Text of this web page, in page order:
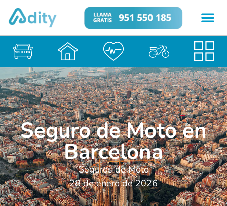
Seguro de Moto en
Barcelona
Seguros de Moto
28 de enero de 2026